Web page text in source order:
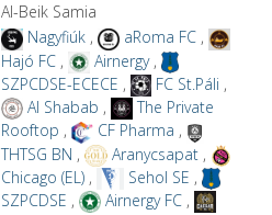
Al-Beik Samia
Nagyfiúk, aRoma FC,
Hajó FC, Airnergy,
SZPCDSE-ECECE , FC St.Páli ,
Al Shabab ,
The Private
Rooftop , CF Pharma ,
THTSG BN , Aranycsapat,
Chicago (EL), Sehol SE ,
SZPCDSE , Airnergy FC,